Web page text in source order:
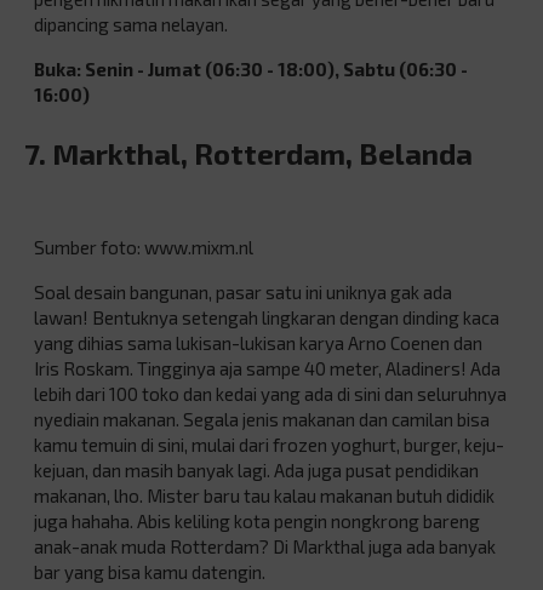
dipancing sama nelayan.
Buka: Senin - Jumat (06:30 - 18:00), Sabtu (06:30 -
16:00)
7. Markthal, Rotterdam, Belanda
Sumber foto: www.mixm.nl
Soal desain bangunan, pasar satu ini uniknya gak ada
lawan! Bentuknya setengah lingkaran dengan dinding kaca
yang dihias sama lukisan-lukisan karya Arno Coenen dan
Iris Roskam. Tingginya aja sampe 40 meter, Aladiners! Ada
lebih dari 100 toko dan kedai yang ada di sini dan seluruhnya
nyediain makanan. Segala jenis makanan dan camilan bisa
kamu temuin di sini, mulai dari frozen yoghurt, burger, keju-
kejuan, dan masih banyak lagi. Ada juga pusat pendidikan
makanan, lho. Mister baru tau kalau makanan butuh dididik
juga hahaha. Abis keliling kota pengin nongkrong bareng
anak-anak muda Rotterdam? Di Markthal juga ada banyak
bar yang bisa kamu datengin.